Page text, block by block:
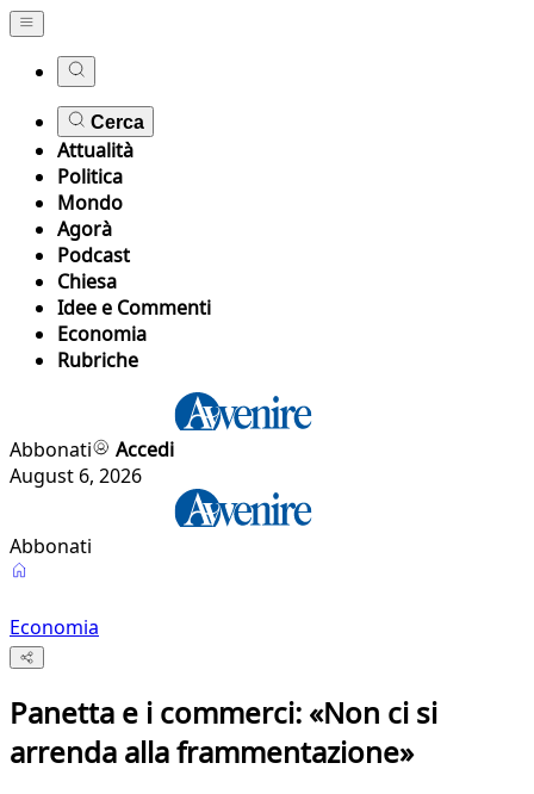
Cerca
Attualità
Politica
Mondo
Agorà
Podcast
Chiesa
Idee e Commenti
Economia
Rubriche
Abbonati
Accedi
August 6, 2026
Abbonati
Economia
Panetta e i commerci: «Non ci si
arrenda alla frammentazione»